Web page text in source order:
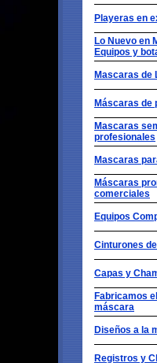
Playeras en
Lo Nuevo en
Equipos y
Mascaras de
Máscaras de
Mascaras
profesionales
Mascaras
Máscaras
comerciales
Equipos
Cinturones
Capas y
Fabricamos
máscara
Diseños a la
Registros y